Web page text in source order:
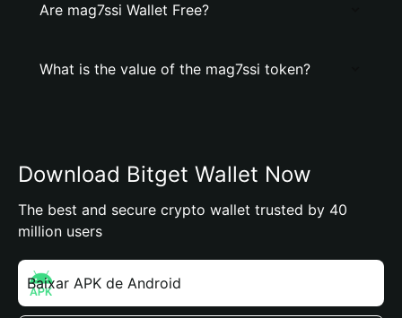
Are mag7ssi Wallet Free?
What is the value of the mag7ssi token?
Download Bitget Wallet Now
The best and secure crypto wallet trusted by 40
million users
Baixar APK de Android